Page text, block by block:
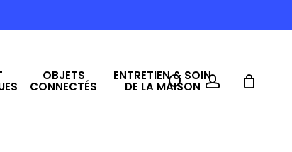
OBJETS
CONNECTÉS
ENTRETIEN & SOIN
DE LA MAISONsearchaccount